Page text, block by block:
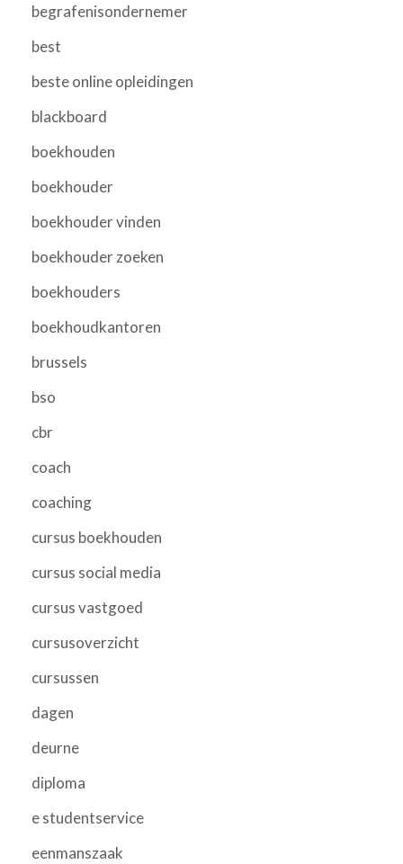
begrafenisondernemer
best
beste online opleidingen
blackboard
boekhouden
boekhouder
boekhouder vinden
boekhouder zoeken
boekhouders
boekhoudkantoren
brussels
bso
cbr
coach
coaching
cursus boekhouden
cursus social media
cursus vastgoed
cursusoverzicht
cursussen
dagen
deurne
diploma
e studentservice
eenmanszaak